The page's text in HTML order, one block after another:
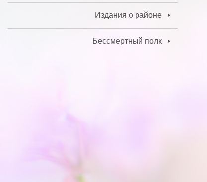
Издания о районе
Бессмертный полк